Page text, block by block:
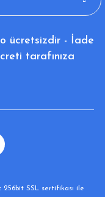
ücretsizdir - İade
tarafınıza
256bit SSL sertifikası ile